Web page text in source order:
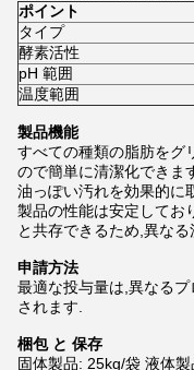
ポイント
タイプ
酵素活性
pH 範囲
温度範囲
製品機能
すべての種類の脂肪をグ
ので簡単に清潔化できま
油っぽい汚れを効果的に
製品の性能は安定してお
と共存できるため,異な
申請方法
最適な投与量は,異なる
されます.
梱包 と 保存
固体製品: 25kg/袋 液体